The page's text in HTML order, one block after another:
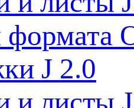
J 2.0